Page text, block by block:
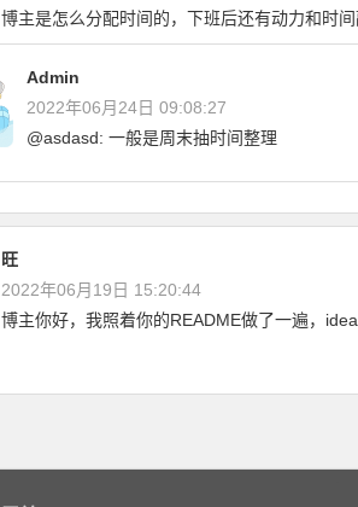
博主是怎么分配时间的，下班后还有动力和时间
Admin
2022年06月24日 09:08:27
@asdasd: 一般是周末抽时间整理
旺
2022年06月19日 15:20:44
博主你好，我照着你的README做了一遍，